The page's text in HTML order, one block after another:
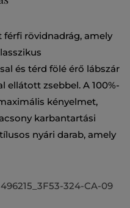
férfi rövidnadrág, amely
és térd fölé érő lábszár
ellátott zsebbel. A 100%-
kényelmet,
karbantartási
nyári darab, amely
496215_3F53-324-CA-09